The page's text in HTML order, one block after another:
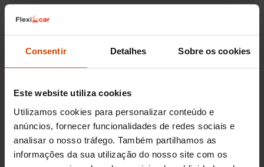
Consentir Detalhes Sobre os cookies
Este website utiliza cookies
Utilizamos cookies para personalizar conteúdo e
anúncios, fornecer funcionalidades de redes sociais e
analisar o nosso tráfego. Também partilhamos as
informações da sua utilização do nosso site com os